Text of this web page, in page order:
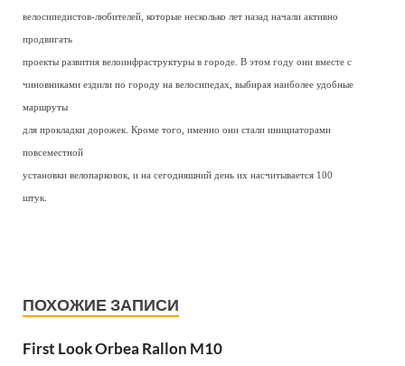
велосипедистов-любителей, которые несколько лет назад начали активно
продвигать
проекты развития велоинфраструктуры в городе. В этом году они вместе с
чиновниками ездили по городу на велосипедах, выбирая наиболее удобные
маршруты
для прокладки дорожек. Кроме того, именно они стали инициаторами
повсеместной
установки велопарковок, и на сегодняшний день их насчитывается 100
штук.
ПОХОЖИЕ ЗАПИСИ
First Look Orbea Rallon M10